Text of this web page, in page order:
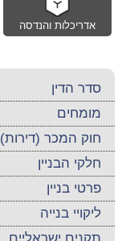
אדריכלות והנדסה
סדר הדין
מומחים
חוק המכר (דירות)
חלקי הבניין
פרטי בניין
ליקויי בנייה
תקנים ישראליים